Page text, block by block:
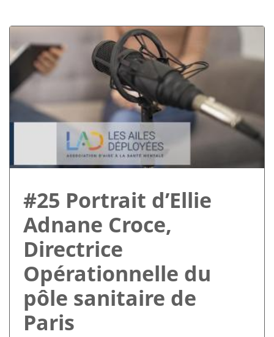
#25 Portrait d’Ellie
Adnane Croce,
Directrice
Opérationnelle du
pôle sanitaire de
Paris